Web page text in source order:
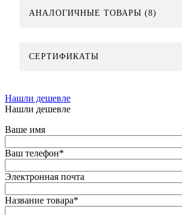
АНАЛОГИЧНЫЕ ТОВАРЫ (8)
СЕРТИФИКАТЫ
Нашли дешевле
Нашли дешевле
Ваше имя
Ваш телефон*
Электронная почта
Название товара*